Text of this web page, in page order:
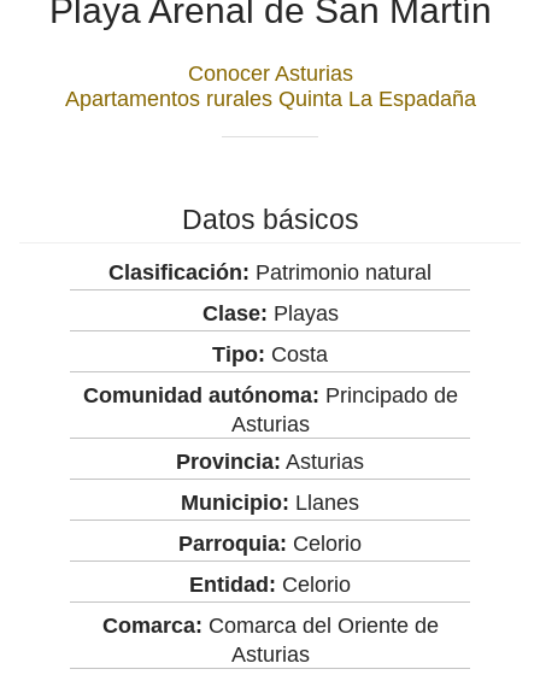
Playa Arenal de San Martín
Conocer Asturias
Apartamentos rurales Quinta La Espadaña
Datos básicos
Clasificación: Patrimonio natural
Clase: Playas
Tipo: Costa
Comunidad autónoma: Principado de
Asturias
Provincia: Asturias
Municipio: Llanes
Parroquia: Celorio
Entidad: Celorio
Comarca: Comarca del Oriente de
Asturias